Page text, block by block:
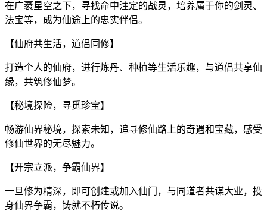
在广袤星空之下，寻找命中注定的战灵，培养属于你的剑灵、
法宝等，成为仙途上的忠实伴侣。
【仙府共生活，道侣同修】
打造个人的仙府，进行炼丹、种植等生活乐趣，与道侣共享仙
缘，共筑修仙梦。
【秘境探险，寻觅珍宝】
畅游仙界秘境，探索未知，追寻修仙路上的奇遇和宝藏，感受
修仙世界的无尽魅力。
【开宗立派，争霸仙界】
一旦修为精深，即可创建或加入仙门，与同道者共谋大业，投
身仙界争霸，铸就不朽传说。